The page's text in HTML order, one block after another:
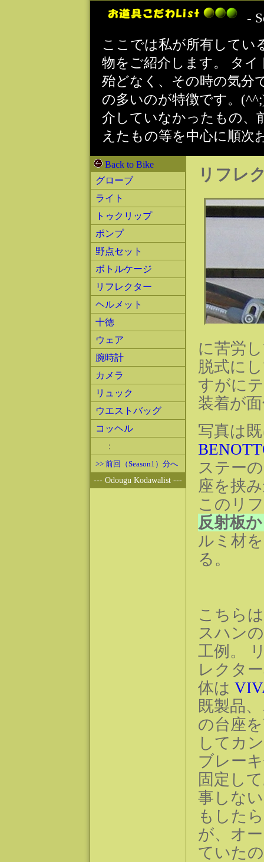
-
ここでは私が所有してい
物をご紹介します。 タ
殆どなく、その時の気分
の多いのが特徴です。
介していなかったもの、
えたもの等を中心に順次
Back to Bike
グローブ
ライト
トゥクリップ
ポンプ
野点セット
ボトルケージ
リフレクター
ヘルメット
十徳
ウェア
腕時計
カメラ
リュック
ウエストバッグ
コッヘル
：
>> 前回（Season1）分へ
--- Odougu Kodawalist ---
リフレ
に苦労
脱式に
すがに
装着が
写真は
ステー
座を挟
このリ
反射板
ルミ材
る。
こちら
スハン
工例。
レクタ
体は
既製品
の台座
してカ
ブレー
固定し
事しな
もした
が、オ
ていた